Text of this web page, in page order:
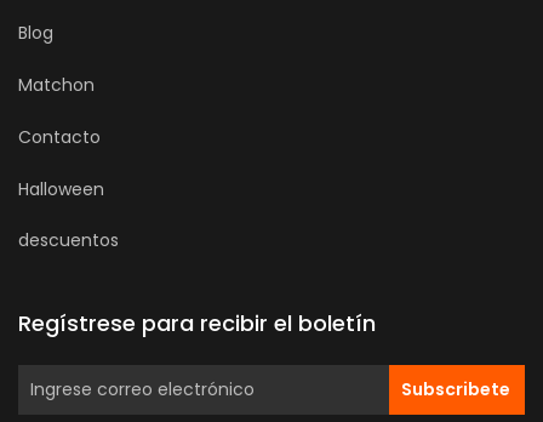
Blog
Matchon
Contacto
Halloween
descuentos
Regístrese para recibir el boletín
Subscribete